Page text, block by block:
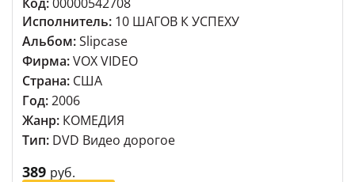
Исполнитель: 10 ШАГОВ К УСПЕХУ
Альбом:Slipcase
Фирма:VOX VIDEO
Страна: США
Год:2006
Жанр: КОМЕДИЯ
Тип: DVD Видео дорогое
389 руб.